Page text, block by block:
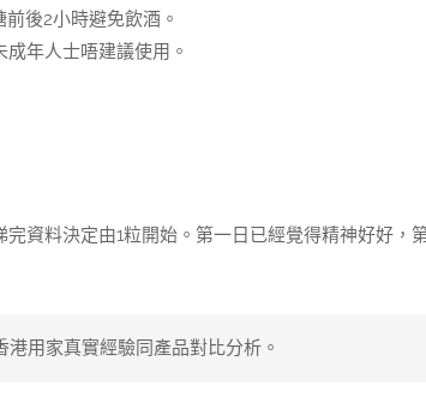
後2小時避免飲酒。
年人士唔建議使用。
完資料決定由1粒開始。第一日已經覺得精神好好，
港用家真實經驗同產品對比分析。